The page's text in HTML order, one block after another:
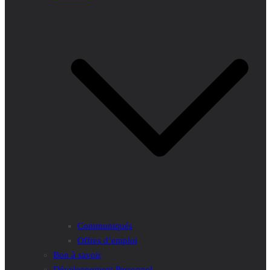
Communiqués
Offres d’emploi
Bon à savoir